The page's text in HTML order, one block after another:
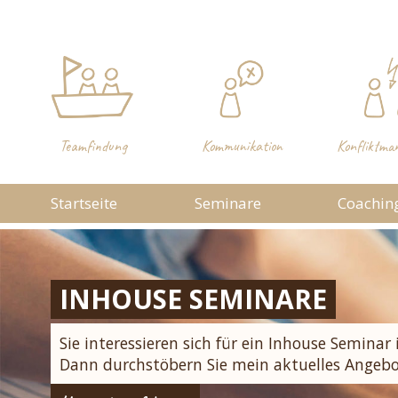
Teamfindung Kommunikation
Startseite Seminare
INHOUSE SEMINARE
Sie interessieren sich für ein Inhouse
Dann durchstöbern Sie mein aktuelles
EXTERNE SEMINARE
Hier finden Sie alle aktuellen Seminare in
mit verschiedenen Bildungsträgern
INDIVIDUELLES SEMINAR
Sie suchen eine Referentin für ein Inhouse
mit einem individuellen Themenwunsch?